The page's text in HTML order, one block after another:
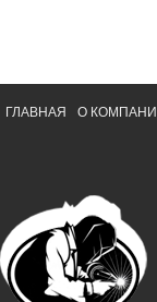
ГЛАВНАЯ О